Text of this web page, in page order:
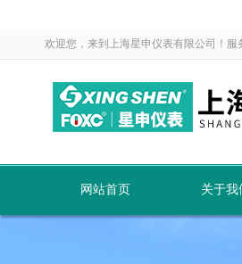
欢迎您，来到上海星申仪表有限公司！服
网站首页 关于我